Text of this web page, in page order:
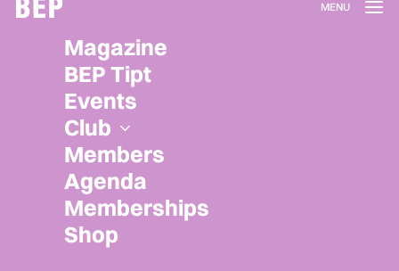
Magazine
BEP Tipt
Events
Club
Members
Agenda
Memberships
Shop
Herroepen
Privacy policy
Algemene voorwaarden